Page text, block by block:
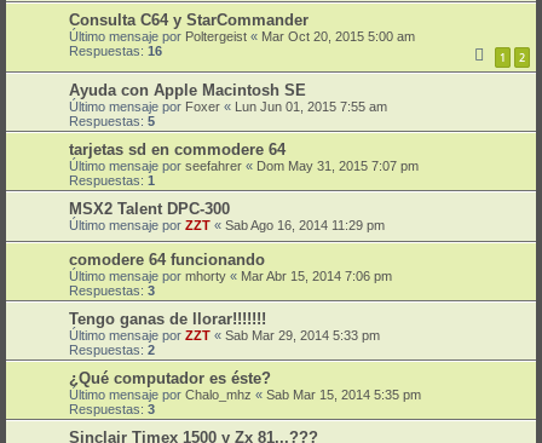
Consulta C64 y StarCommander
Último mensaje por Poltergeist « Mar Oct 20, 2015 5:00 am
Respuestas: 16 1 2
Ayuda con Apple Macintosh SE
Último mensaje por Foxer « Lun Jun 01, 2015 7:55 am
Respuestas: 5
tarjetas sd en commodere 64
Último mensaje por seefahrer « Dom May 31, 2015 7:07 pm
Respuestas: 1
MSX2 Talent DPC-300
Último mensaje por ZZT « Sab Ago 16, 2014 11:29 pm
comodere 64 funcionando
Último mensaje por mhorty « Mar Abr 15, 2014 7:06 pm
Respuestas: 3
Tengo ganas de llorar!!!!!!!
Último mensaje por ZZT « Sab Mar 29, 2014 5:33 pm
Respuestas: 2
¿Qué computador es éste?
Último mensaje por Chalo_mhz « Sab Mar 15, 2014 5:35 pm
Respuestas: 3
Sinclair Timex 1500 y Zx 81...???